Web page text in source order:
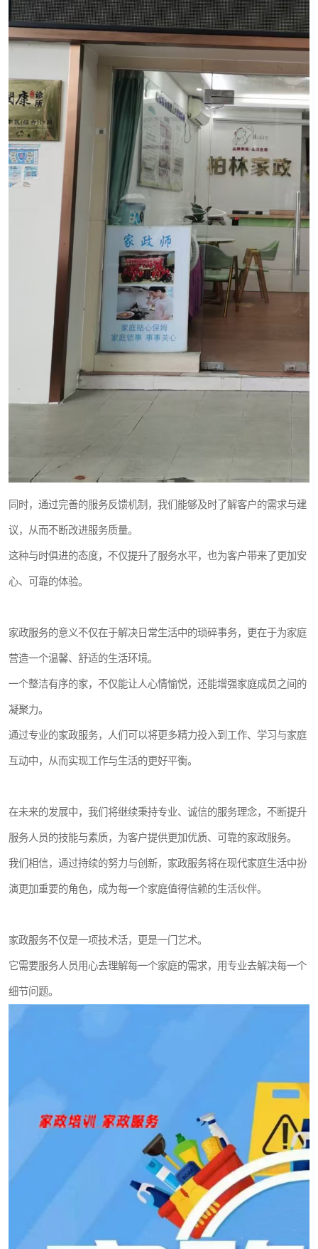
同时，通过完善的服务反馈机制，我们能够及时了解客户的需求与建
议，从而不断改进服务质量。
这种与时俱进的态度，不仅提升了服务水平，也为客户带来了更加安
心、可靠的体验。
家政服务的意义不仅在于解决日常生活中的琐碎事务，更在于为家庭
营造一个温馨、舒适的生活环境。
一个整洁有序的家，不仅能让人心情愉悦，还能增强家庭成员之间的
凝聚力。
通过专业的家政服务，人们可以将更多精力投入到工作、学习与家庭
互动中，从而实现工作与生活的更好平衡。
在未来的发展中，我们将继续秉持专业、诚信的服务理念，不断提升
服务人员的技能与素质，为客户提供更加优质、可靠的家政服务。
我们相信，通过持续的努力与创新，家政服务将在现代家庭生活中扮
演更加重要的角色，成为每一个家庭值得信赖的生活伙伴。
家政服务不仅是一项技术活，更是一门艺术。
它需要服务人员用心去理解每一个家庭的需求，用专业去解决每一个
细节问题。